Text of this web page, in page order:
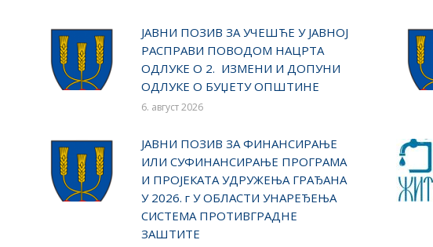
ЈАВНИ ПОЗИВ ЗА УЧЕШЋЕ У ЈАВНОЈ
РАСПРАВИ ПОВОДОМ НАЦРТА
ОДЛУКЕ О 2. ИЗМЕНИ И ДОПУНИ
ОДЛУКЕ О БУЏЕТУ ОПШТИНЕ
6. август 2026
ЈАВНИ ПОЗИВ ЗА ФИНАНСИРАЊЕ
ИЛИ СУФИНАНСИРАЊЕ ПРОГРАМА
И ПРОЈЕКАТА УДРУЖЕЊА ГРАЂАНА
У 2026. г У ОБЛАСТИ УНАРЕЂЕЊА
СИСТЕМА ПРОТИВГРАДНЕ
ЗАШТИТЕ